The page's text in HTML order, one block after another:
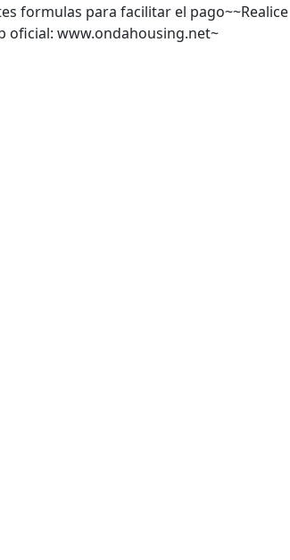
formulas para facilitar el pago~~Realice
oficial: www.ondahousing.net~